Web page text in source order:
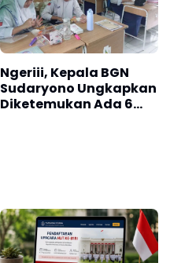
Ngeriii, Kepala BGN
Sudaryono Ungkapkan
Diketemukan Ada 6